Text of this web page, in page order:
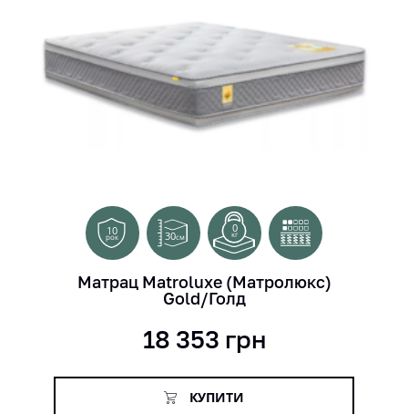
10
рок 30см
0
кг
Матрац Matroluxe (Матролюкс)
Gold/Голд
18 353 грн
КУПИТИ